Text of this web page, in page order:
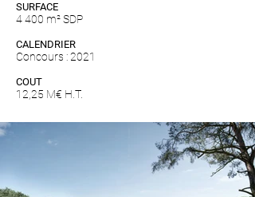
SURFACE
4 400 m² SDP
CALENDRIER
Concours : 2021
COUT
12,25 M€ H.T.